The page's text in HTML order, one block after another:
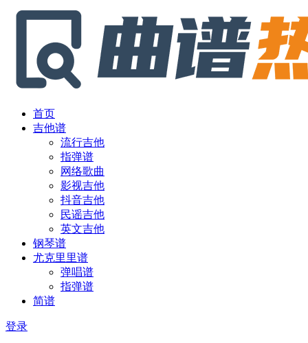
首页
吉他谱
流行吉他
指弹谱
网络歌曲
影视吉他
抖音吉他
民谣吉他
英文吉他
钢琴谱
尤克里里谱
弹唱谱
指弹谱
简谱
登录